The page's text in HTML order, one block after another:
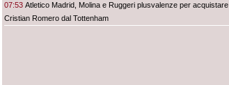
07:53 Atletico Madrid, Molina e Ruggeri plusvalenze per acquistare
Cristian Romero dal Tottenham